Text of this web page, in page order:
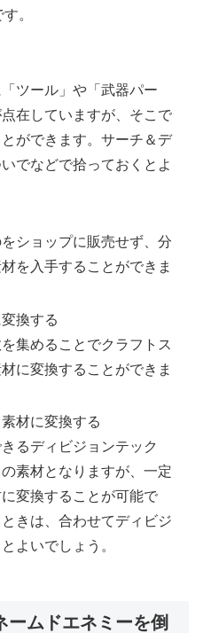
。
ツール」や「武器パー
在していますが、そこで
ができます。サーチ＆デ
でなどで拾っておくとよ
ショップに販売せず、分
を入手することができま
換する
集めることでクラフトス
に変換することができま
材に変換する
るディビジョンテック
素材となりますが、一定
変換することが可能で
きは、合わせてディビジ
よいでしょう。
ームドエネミーを倒